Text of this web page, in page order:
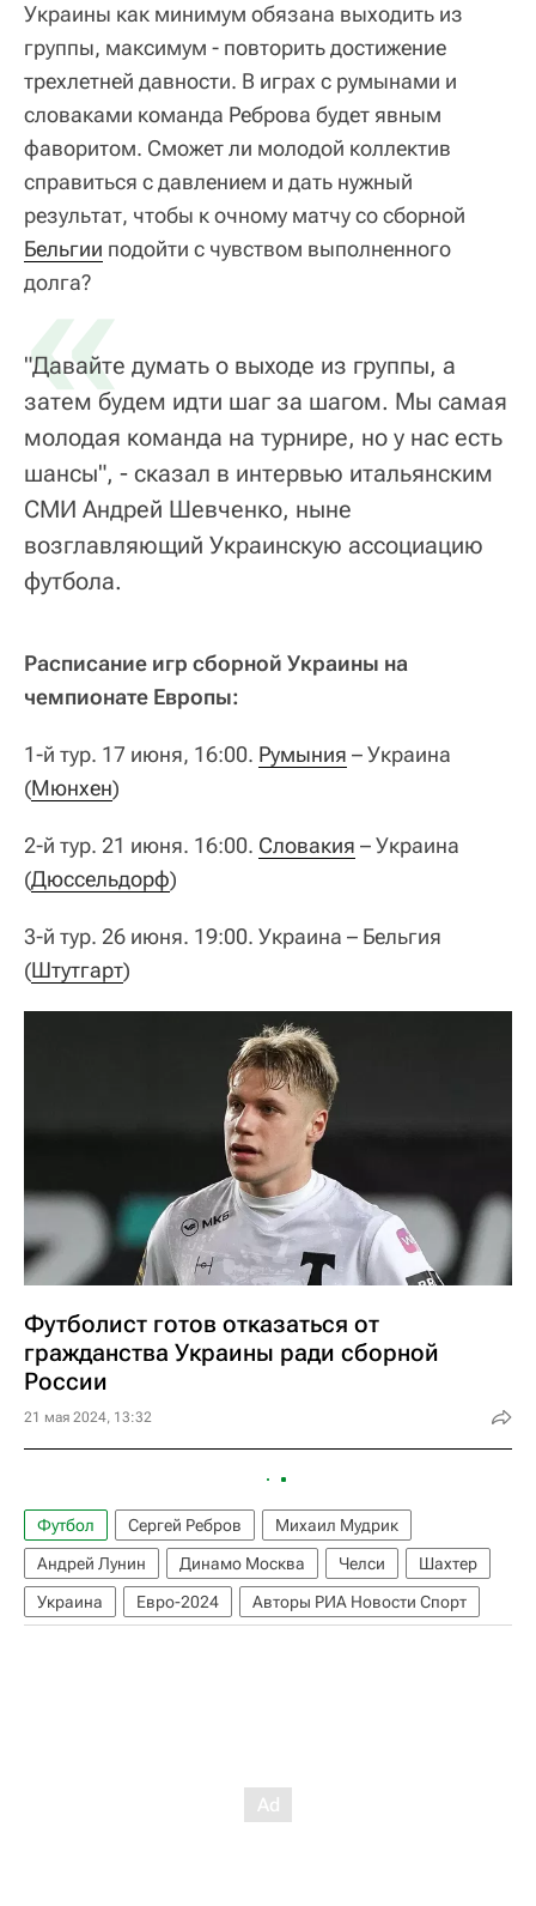
Украины как минимум обязана выходить из
группы, максимум - повторить достижение
трехлетней давности. В играх с румынами и
словаками команда Реброва будет явным
фаворитом. Сможет ли молодой коллектив
справиться с давлением и дать нужный
результат, чтобы к очному матчу со сборной
Бельгии подойти с чувством выполненного
долга?
«
"Давайте думать о выходе из группы, а
затем будем идти шаг за шагом. Мы самая
молодая команда на турнире, но у нас есть
шансы", - сказал в интервью итальянским
СМИ Андрей Шевченко, ныне
возглавляющий Украинскую ассоциацию
футбола.
Расписание игр сборной Украины на
чемпионате Европы:
1-й тур. 17 июня, 16:00. Румыния – Украина
(Мюнхен)
2-й тур. 21 июня. 16:00. Словакия – Украина
(Дюссельдорф)
3-й тур. 26 июня. 19:00. Украина – Бельгия
(Штутгарт)
Футболист готов отказаться от
гражданства Украины ради сборной
России
21 мая 2024, 13:32
Футбол Сергей Ребров
Михаил Мудрик
Андрей Лунин
Динамо Москва Челси
Шахтер
Украина
Евро-2024 Авторы РИА Новости Спорт